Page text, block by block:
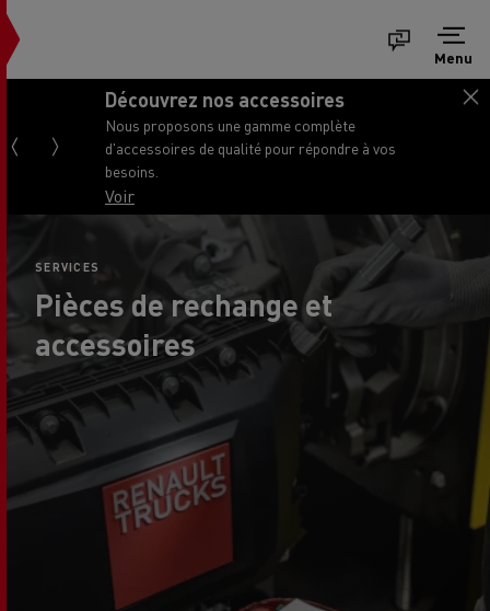
Menu
Découvrez nos accessoires
Nous proposons une gamme complète
d'accessoires de qualité pour répondre à vos
besoins.
Voir
SERVICES
Pièces de rechange et
accessoires